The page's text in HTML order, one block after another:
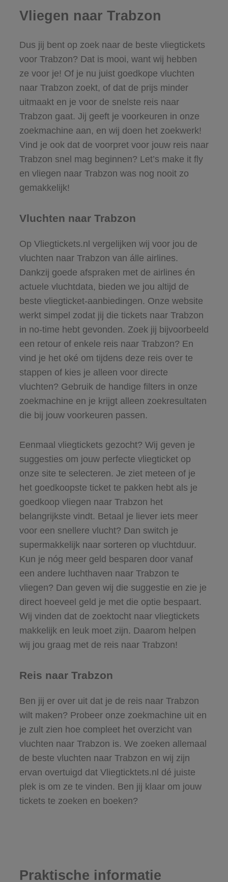
Vliegen naar Trabzon
Dus jij bent op zoek naar de beste vliegtickets
voor Trabzon? Dat is mooi, want wij hebben
ze voor je! Of je nu juist goedkope vluchten
naar Trabzon zoekt, of dat de prijs minder
uitmaakt en je voor de snelste reis naar
Trabzon gaat. Jij geeft je voorkeuren in onze
zoekmachine aan, en wij doen het zoekwerk!
Vind je ook dat de voorpret voor jouw reis naar
Trabzon snel mag beginnen? Let’s make it fly
en vliegen naar Trabzon was nog nooit zo
gemakkelijk!
Vluchten naar Trabzon
Op Vliegtickets.nl vergelijken wij voor jou de
vluchten naar Trabzon van álle airlines.
Dankzij goede afspraken met de airlines én
actuele vluchtdata, bieden we jou altijd de
beste vliegticket-aanbiedingen. Onze website
werkt simpel zodat jij die tickets naar Trabzon
in no-time hebt gevonden. Zoek jij bijvoorbeeld
een retour of enkele reis naar Trabzon? En
vind je het oké om tijdens deze reis over te
stappen of kies je alleen voor directe
vluchten? Gebruik de handige filters in onze
zoekmachine en je krijgt alleen zoekresultaten
die bij jouw voorkeuren passen.
Eenmaal vliegtickets gezocht? Wij geven je
suggesties om jouw perfecte vliegticket op
onze site te selecteren. Je ziet meteen of je
het goedkoopste ticket te pakken hebt als je
goedkoop vliegen naar Trabzon het
belangrijkste vindt. Betaal je liever iets meer
voor een snellere vlucht? Dan switch je
supermakkelijk naar sorteren op vluchtduur.
Kun je nóg meer geld besparen door vanaf
een andere luchthaven naar Trabzon te
vliegen? Dan geven wij die suggestie en zie je
direct hoeveel geld je met die optie bespaart.
Wij vinden dat de zoektocht naar vliegtickets
makkelijk en leuk moet zijn. Daarom helpen
wij jou graag met de reis naar Trabzon!
Reis naar Trabzon
Ben jij er over uit dat je de reis naar Trabzon
wilt maken? Probeer onze zoekmachine uit en
je zult zien hoe compleet het overzicht van
vluchten naar Trabzon is. We zoeken allemaal
de beste vluchten naar Trabzon en wij zijn
ervan overtuigd dat Vliegticktets.nl dé juiste
plek is om ze te vinden. Ben jij klaar om jouw
tickets te zoeken en boeken?
Praktische informatie